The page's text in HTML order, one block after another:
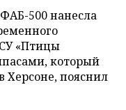
500 нанесла
«Птицы
который
Херсоне, пояснил